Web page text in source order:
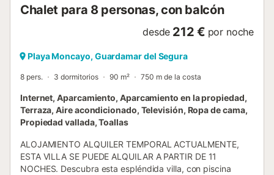
Chalet para 8 personas, con balcón
desde 212 € por noche
Playa Moncayo, Guardamar del Segura
8 pers. 3 dormitorios 90 m² 750 m de la costa
Internet, Aparcamiento, Aparcamiento en la propiedad,
Terraza, Aire acondicionado, Televisión, Ropa de cama,
Propiedad vallada, Toallas
ALOJAMIENTO ALQUILER TEMPORAL ACTUALMENTE,
ESTA VILLA SE PUEDE ALQUILAR A PARTIR DE 11
NOCHES. Descubra esta espléndida villa, con piscina